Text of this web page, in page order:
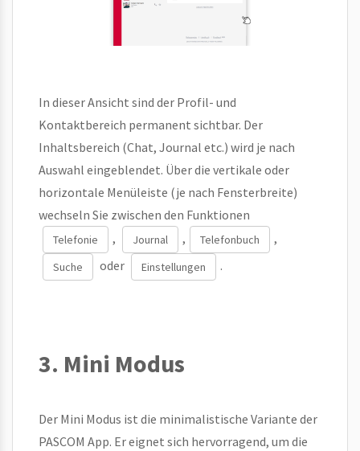
In dieser Ansicht sind der Profil- und
Kontaktbereich permanent sichtbar. Der
Inhaltsbereich (Chat, Journal etc.) wird je nach
Auswahl eingeblendet. Über die vertikale oder
horizontale Menüleiste (je nach Fensterbreite)
wechseln Sie zwischen den Funktionen
Telefonie , Journal , Telefonbuch ,
Suche oder Einstellungen .
3. Mini Modus
Der Mini Modus ist die minimalistische Variante der
PASCOM App. Er eignet sich hervorragend, um die